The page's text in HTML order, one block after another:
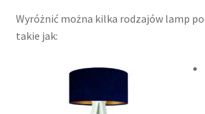
Wyróżnić można kilka rodzajów lamp
takie jak: